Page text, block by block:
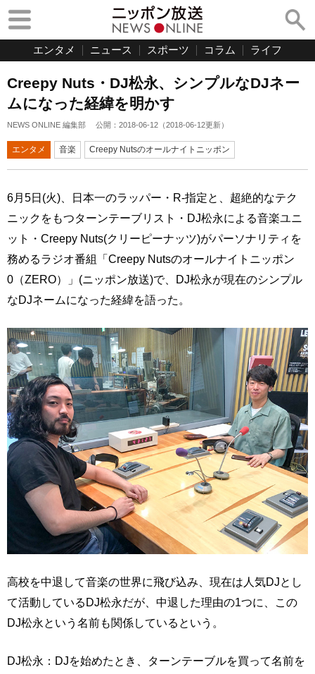
エンタメ ニュース スポーツ コラム ライフ
Creepy Nuts・DJ松永、シンプルなDJネー
ムになった経緯を明かす
NEWS ONLINE 編集部 公開： 2018-06-12 （2018-06-12更新）
エンタメ 音楽 Creepy Nutsのオールナイトニッポン
6月5日(火)、日本一のラッパー・R-指定と、超絶的なテク
ニックをもつターンテーブリスト・DJ松永による音楽ユニ
ット・Creepy Nuts(クリーピーナッツ)がパーソナリティを
務めるラジオ番組「Creepy Nutsのオールナイトニッポン
0（ZERO）」(ニッポン放送)で、DJ松永が現在のシンプル
なDJネームになった経緯を語った。
高校を中退して音楽の世界に飛び込み、現在は人気DJとし
て活動しているDJ松永だが、中退した理由の1つに、この
DJ松永という名前も関係しているという。
DJ松永：DJを始めたとき、ターンテーブルを買って名前を